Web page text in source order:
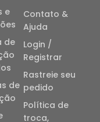
e
de
de
Contato &
Ajuda
Login /
Registrar
Rastreie seu
pedido
Política de
troca,